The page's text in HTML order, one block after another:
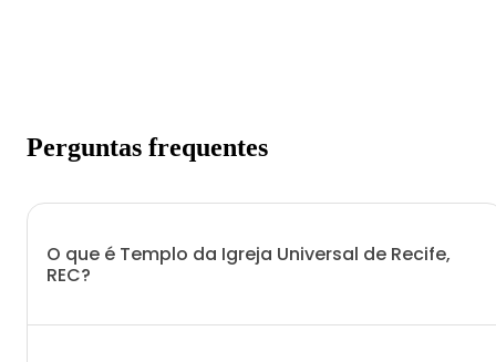
Perguntas frequentes
O que é Templo da Igreja Universal de Recife,
REC?